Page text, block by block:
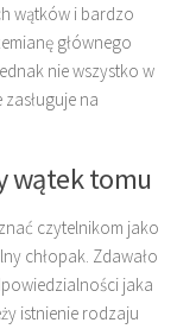
wątków i bardzo
głównego
nie wszystko w
na
wątek tomu
czytelnikom jako
chłopak. Zdawało
jaka
istnienie rodzaju